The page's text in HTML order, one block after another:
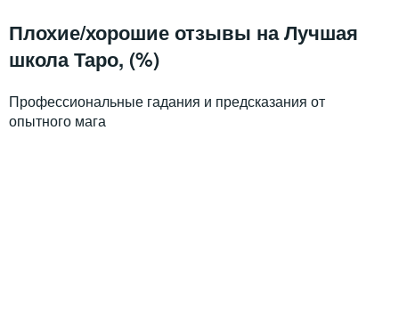
Плохие/хорошие отзывы на Лучшая
школа Таро, (%)
Профессиональные гадания и предсказания от
опытного мага